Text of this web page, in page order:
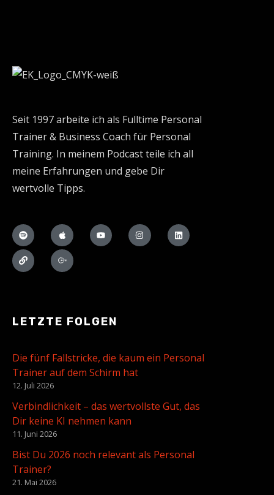
Seit 1997 arbeite ich als Fulltime Personal
Trainer & Business Coach für Personal
Training. In meinem Podcast teile ich all
meine Erfahrungen und gebe Dir
wertvolle Tipps.
LETZTE FOLGEN
Die fünf Fallstricke, die kaum ein Personal
Trainer auf dem Schirm hat
12. Juli 2026
Verbindlichkeit – das wertvollste Gut, das
Dir keine KI nehmen kann
11. Juni 2026
Bist Du 2026 noch relevant als Personal
Trainer?
21. Mai 2026